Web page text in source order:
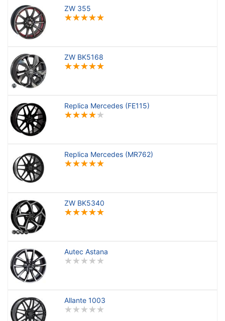
ZW 355
ZW BK5168
Replica Mercedes (FE115)
Replica Mercedes (MR762)
ZW BK5340
Autec Astana
Allante 1003